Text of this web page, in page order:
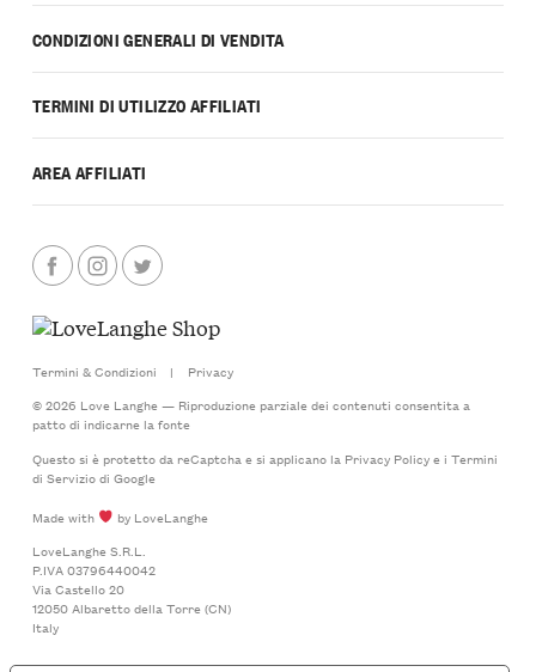
CONDIZIONI GENERALI DI VENDITA
TERMINI DI UTILIZZO AFFILIATI
AREA AFFILIATI
Termini & Condizioni |
Privacy
© 2026 Love Langhe — Riproduzione parziale dei contenuti consentita a
patto di indicarne la fonte
Questo si è protetto da reCaptcha e si applicano la Privacy Policye i Termini
di Serviziodi Google
Made with
by LoveLanghe
LoveLanghe S.R.L.
P.IVA 03796440042
Via Castello 20
12050 Albaretto della Torre (CN)
Italy